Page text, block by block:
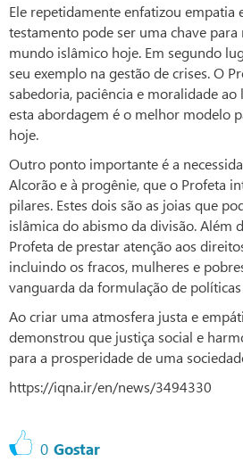
Ele repetidamente enfatizou empatia
testamento pode ser uma chave
mundo islâmico hoje. Em segundo
seu exemplo na gestão de crises. O
sabedoria, paciência e moralidade
esta abordagem é o melhor modelo
hoje.
Outro ponto importante é a
Alcorão e à progênie, que o Profeta
pilares. Estes dois são as joias que
islâmica do abismo da divisão. Além
Profeta de prestar atenção aos
incluindo os fracos, mulheres e
vanguarda da formulação de políticas
Ao criar uma atmosfera justa e
demonstrou que justiça social e
para a prosperidade de uma
https://iqna.ir/en/news/3494330
0 Gostar